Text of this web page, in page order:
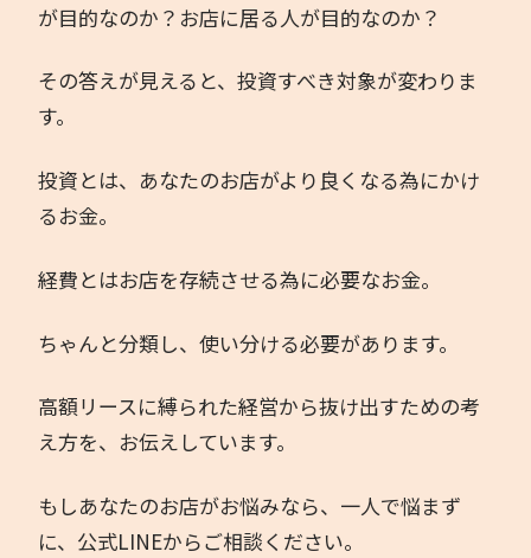
が目的なのか？お店に居る人が目的なのか？
その答えが見えると、投資すべき対象が変わりま
す。
投資とは、あなたのお店がより良くなる為にかけ
るお金。
経費とはお店を存続させる為に必要なお金。
ちゃんと分類し、使い分ける必要があります。
高額リースに縛られた経営から抜け出すための考
え方を、お伝えしています。
もしあなたのお店がお悩みなら、一人で悩まず
に、公式LINEからご相談ください。